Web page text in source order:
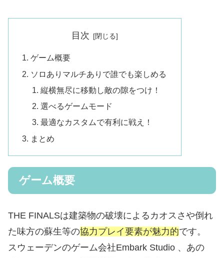
目次
ゲーム概要
ソロありマルチありで誰でも楽しめる
縦横無尽に移動し敵の隙をつけ！
選べるゲームモード
最適なカスタムで有利に戦え！
まとめ
ゲーム概要
THE FINALSは建築物の破壊によるカオスさや倒れ
た味方の蘇生等の協力プレイ要素が魅力的です。
スウェーデンのゲーム会社Embark Studio 、あの